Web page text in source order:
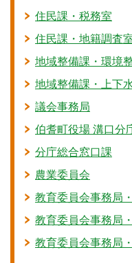
住民課・税務室
住民課・地籍調査
地域整備課・環境
地域整備課・上下
議会事務局
伯耆町役場 溝口分
分庁総合窓口課
農業委員会
教育委員会事務局
教育委員会事務局
教育委員会事務局